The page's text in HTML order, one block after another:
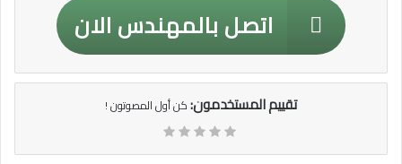
اتصل بالمهندس الان
تقييم المستخدمون:كن أول المصوتون !